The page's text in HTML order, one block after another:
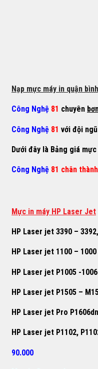
Nạp mực máy in quận
Công Nghệ 81 chuyên
Công Nghệ 81 với đội
Dưới đây là Bảng giá
Công Nghệ 81 chân
Mực in máy HP Laser Jet
HP Laser jet 3390 –
HP Laser jet 1100 –
HP Laser jet P1005 -1006
HP Laser jet P1505 –
HP Laser jet Pro
HP Laser jet P1102,
90.000